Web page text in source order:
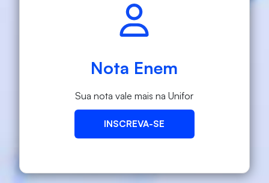
Nota Enem
Sua nota vale mais na Unifor
INSCREVA-SE